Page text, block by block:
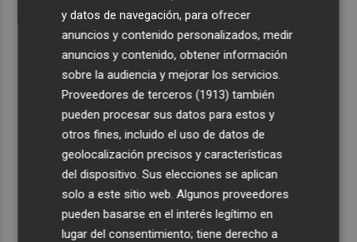
y datos de navegación, para ofrecer
anuncios y contenido personalizados, medir
anuncios y contenido, obtener información
sobre la audiencia y mejorar los servicios.
Proveedores de terceros (1913) también
pueden procesar sus datos para estos y
otros fines, incluido el uso de datos de
geolocalización precisos y características
del dispositivo. Sus elecciones se aplican
solo a este sitio web. Algunos proveedores
pueden basarse en el interés legítimo en
lugar del consentimiento; tiene derecho a